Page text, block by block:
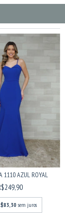
1110 AZUL ROYAL
sem juros